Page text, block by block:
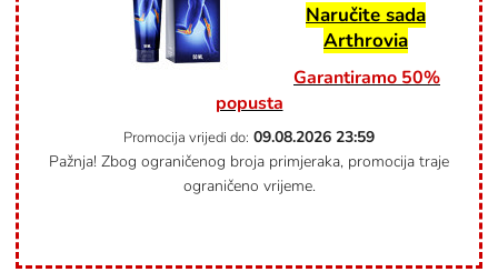
Naručite sada
Arthrovia
Garantiramo 50%
popusta
Promocija vrijedi do: 09.08.2026 23:59
Pažnja! Zbog ograničenog broja primjeraka, promocija traje
ograničeno vrijeme.